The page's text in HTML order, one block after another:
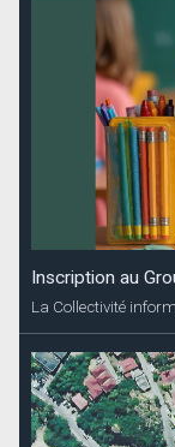
Inscription au
La Collectivité